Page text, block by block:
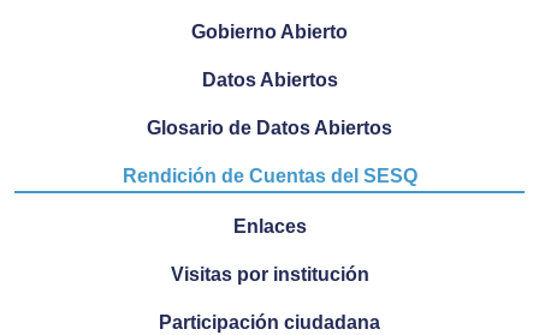
Gobierno Abierto
Datos Abiertos
Glosario de Datos Abiertos
Rendición de Cuentas del SESQ
Enlaces
Visitas por institución
Participación ciudadana